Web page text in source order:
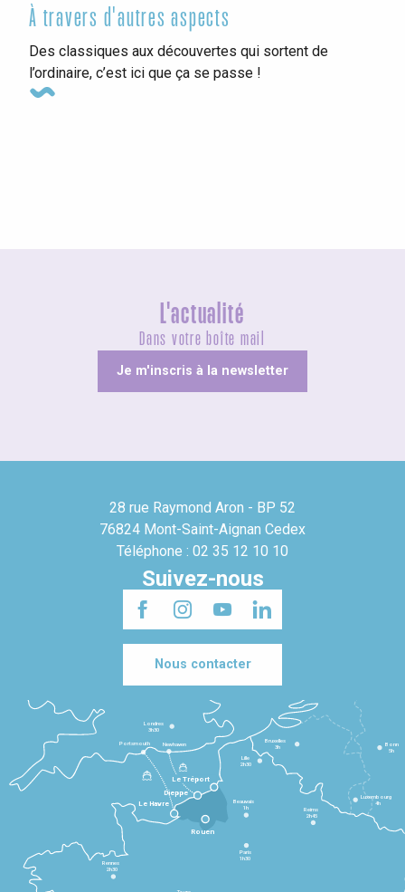
À travers d'autres aspects
Des classiques aux découvertes qui sortent de
l’ordinaire, c’est ici que ça se passe !
L'actualité
Dans votre boîte mail
Je m'inscris à la newsletter
28 rue Raymond Aron - BP 52
76824 Mont-Saint-Aignan Cedex
Téléphone : 02 35 12 10 10
Suivez-nous
Nous contacter
Le Havre
Dieppe
Le Tréport
Rennes
2h30
Paris
1h30
Beauvais
1h
Reims
2h45
Lille
2h30
Bruxelles
3h
Londres
3h30
Newhaven
Portsmouth
Bonn
5h
Luxembourg
4h
Rouen